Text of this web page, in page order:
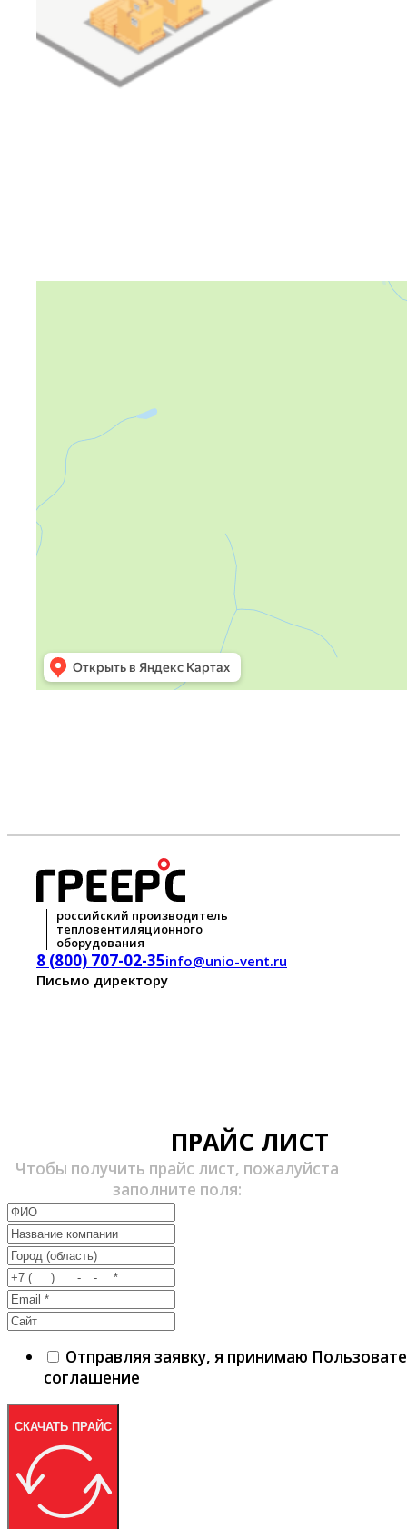
российский производитель
тепловентиляционного
оборудования
8 (800) 707-02-35info@unio-vent.ru
Письмо директору
ПРАЙС ЛИСТ
Чтобы получить прайс лист, пожалуйста
заполните поля:
Отправляя заявку, я принимаю
соглашение
СКАЧАТЬ ПРАЙС